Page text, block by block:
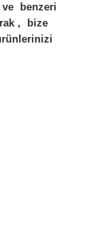
ve benzeri
, bize